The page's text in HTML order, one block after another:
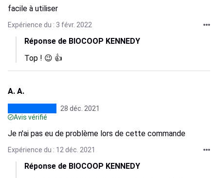
facile à utiliser
Expérience du : 3 févr. 2022
Réponse de BIOCOOP KENNEDY
Top ! 😉 👍
A. A.
28 déc. 2021
Avis vérifié
Je n'ai pas eu de problème lors de cette commande
Expérience du : 12 déc. 2021
Réponse de BIOCOOP KENNEDY